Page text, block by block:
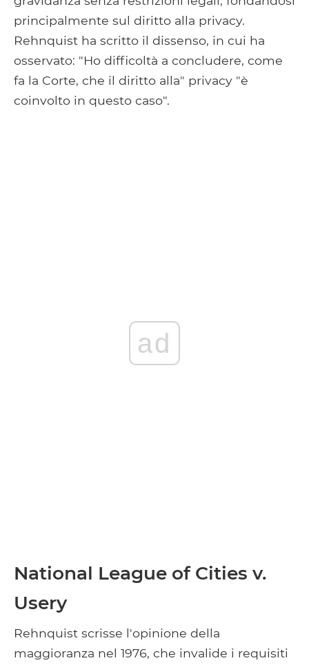
principalmente sul diritto alla privacy.
Rehnquist ha scritto il dissenso, in cui ha
osservato: "Ho difficoltà a concludere, come
fa la Corte, che il diritto alla" privacy "è
coinvolto in questo caso".
ad
National League of Cities v.
Usery
Rehnquist scrisse l'opinione della
maggioranza nel 1976, che invalide i requisiti